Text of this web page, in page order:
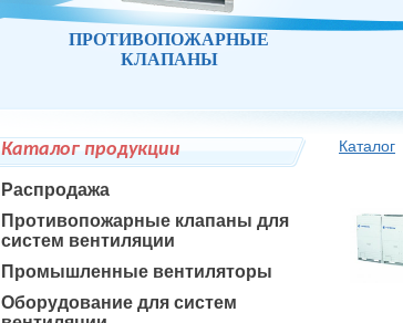
ПРОТИВОПОЖАРНЫЕ
КЛАПАНЫ
Каталог
Каталог продукции
Распродажа
Противопожарные клапаны для
систем вентиляции
Промышленные вентиляторы
Оборудование для систем